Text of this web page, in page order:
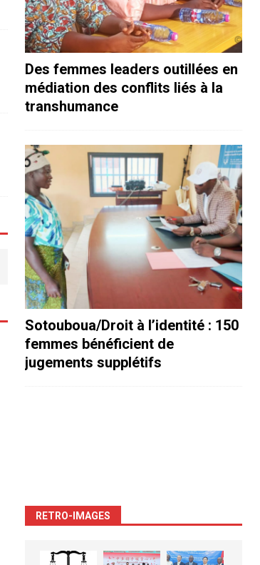
Des femmes leaders outillées en
médiation des conflits liés à la
transhumance
Sotouboua/Droit à l’identité : 150
femmes bénéficient de
jugements supplétifs
RETRO-IMAGES